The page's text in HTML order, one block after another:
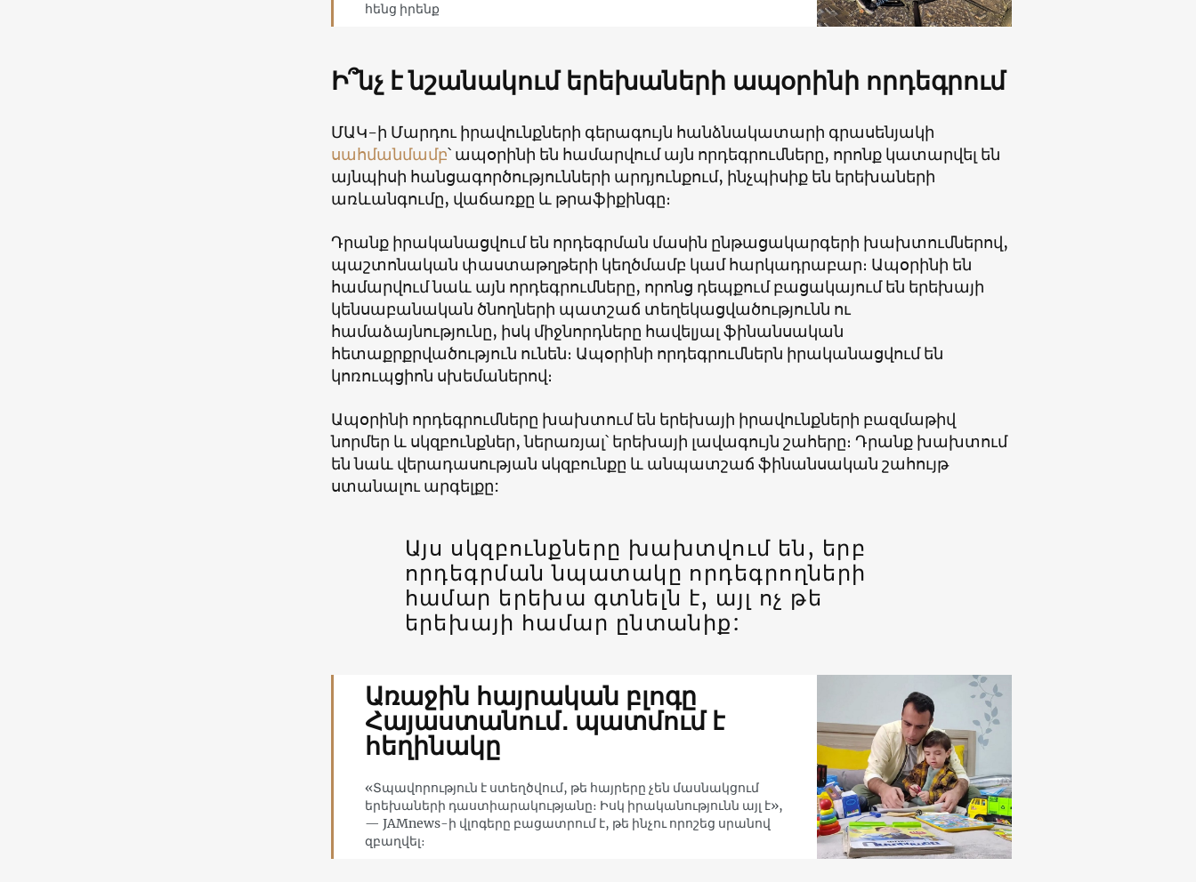
հենց իրենք
Ի՞նչ է նշանակում երեխաների ապօրինի որդեգրում
ՄԱԿ-ի Մարդու իրավունքների գերագույն հանձնակատարի գրասենյակի
սահմանմամբ՝ ապօրինի են համարվում այն որդեգրումները, որոնք կատարվել են
այնպիսի հանցագործությունների արդյունքում, ինչպիսիք են երեխաների
առևանգումը, վաճառքը և թրաֆիքինգը։
Դրանք իրականացվում են որդեգրման մասին ընթացակարգերի խախտումներով,
պաշտոնական փաստաթղթերի կեղծմամբ կամ հարկադրաբար։ Ապօրինի են
համարվում նաև այն որդեգրումները, որոնց դեպքում բացակայում են երեխայի
կենսաբանական ծնողների պատշաճ տեղեկացվածությունն ու
համաձայնությունը, իսկ միջնորդները հավելյալ ֆինանսական
հետաքրքրվածություն ունեն։ Ապօրինի որդեգրումներն իրականացվում են
կոռուպցիոն սխեմաներով։
Ապօրինի որդեգրումները խախտում են երեխայի իրավունքների բազմաթիվ
նորմեր և սկզբունքներ, ներառյալ՝ երեխայի լավագույն շահերը։ Դրանք խախտում
են նաև վերադասության սկզբունքը և անպատշաճ ֆինանսական շահույթ
ստանալու արգելքը:
Այս սկզբունքները խախտվում են, երբ
որդեգրման նպատակը որդեգրողների
համար երեխա գտնելն է, այլ ոչ թե
երեխայի համար ընտանիք:
Առաջին հայրական բլոգը
Հայաստանում․ պատմում է
հեղինակը
«Տպավորություն է ստեղծվում, թե հայրերը չեն մասնակցում
երեխաների դաստիարակությանը։ Իսկ իրականությունն այլ է»,
— JAMnews-ի վլոգերը բացատրում է, թե ինչու որոշեց սրանով
զբաղվել։